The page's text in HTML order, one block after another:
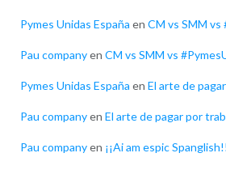
Pymes Unidas España en CM vs SMM vs
Pau companyen CM vs SMM vs
Pymes Unidas España en El arte de
Pau companyen El arte de pagar por
Pau companyen ¡¡Ai am espic Spanglish!!